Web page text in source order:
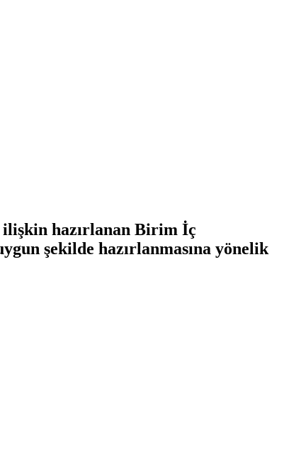
ilişkin hazırlanan Birim İç
şekilde hazırlanmasına yönelik